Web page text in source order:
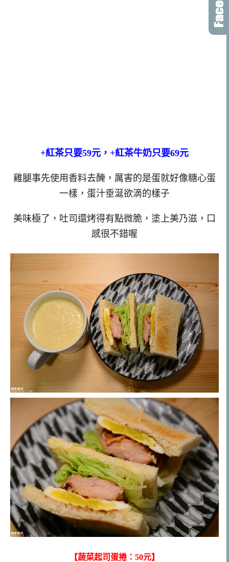
+紅茶只要59元，+紅茶牛奶只要69元
雞腿事先使用香料去醃，厲害的是蛋就好像糖心蛋
一樣，蛋汁垂涎欲滴的樣子
美味極了，吐司還烤得有點微脆，塗上美乃滋，口
感很不錯喔
【蔬菜起司蛋捲：50元】